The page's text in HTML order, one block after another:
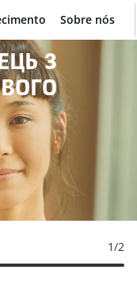
Sobre nós
З
1/2